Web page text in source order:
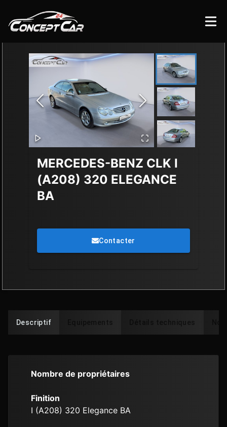
MERCEDES-BENZ CLK I
(A208) 320 ELEGANCE
BA
Contacter
Descriptif Détails techniques
Nombre de propriétaires
Finition
I (A208) 320 Elegance BA